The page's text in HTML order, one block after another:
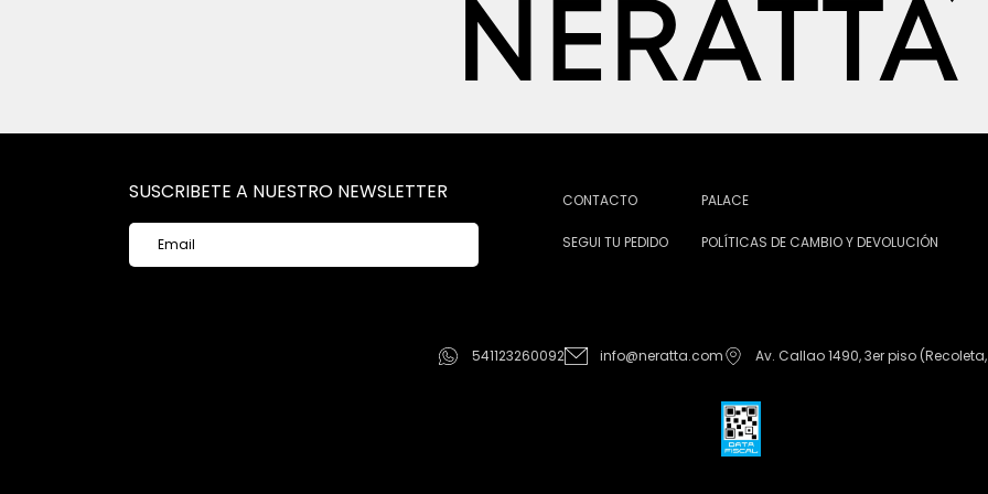
SUSCRIBETE A NUESTRO NEWSLETTER CONTACTO PALACE
SEGUI TU PEDIDO POLÍTICAS DE CAMBIO Y DEVOLUCIÓN
541123260092 info@neratta.com Av. Callao 1490, 3er piso (Recoleta,